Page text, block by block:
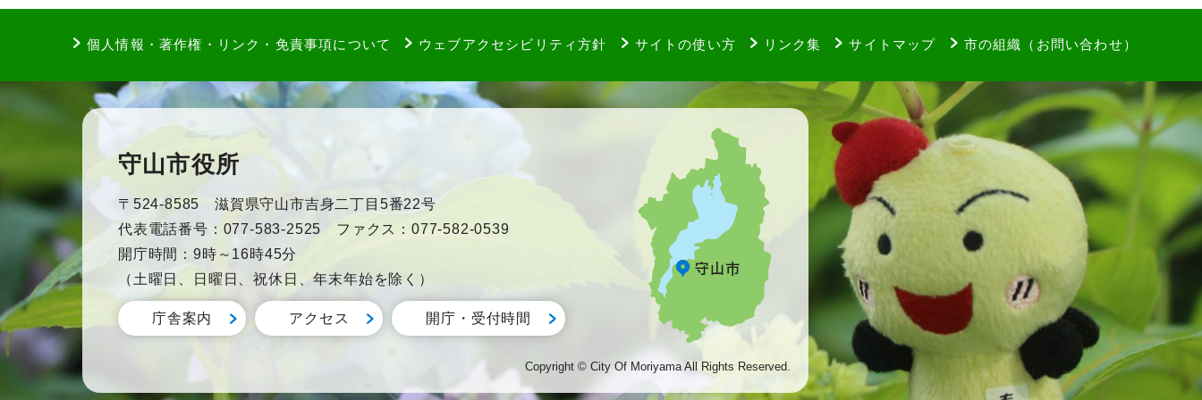
個人情報・著作権・リンク・免責事項について ウェブアクセシビリティ方針 サイトの使い方 リンク集 サイトマップ 市の組織（お問い合わせ）
守山市役所
〒524-8585 滋賀県守山市吉身二丁目5番22号
代表電話番号：077-583-2525 ファクス：077-582-0539
開庁時間：9時～16時45分
（土曜日、日曜日、祝休日、年末年始を除く）
庁舎案内 アクセス 開庁・受付時間
Copyright © City Of Moriyama All Rights Reserved.